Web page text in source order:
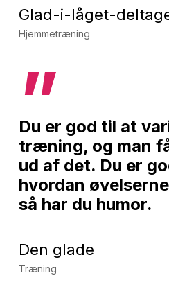
Glad-i-låget-
Hjemmetræning
”
Du er god til at
træning, og man
ud af det. Du er
hvordan
så har du humor.
Den glade
Træning